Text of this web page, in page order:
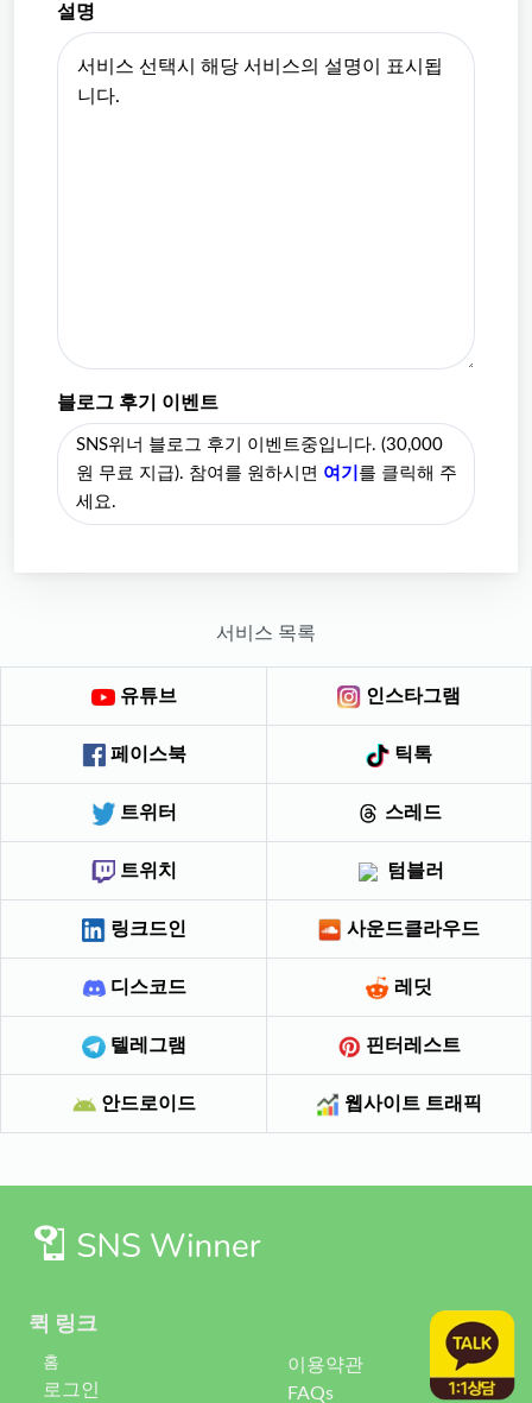
설명
블로그 후기 이벤트
SNS위너 블로그 후기 이벤트중입니다. (30,000
원 무료 지급). 참여를 원하시면 여기 를 클릭해 주
세요.
서비스 목록
유튜브 인스타그램
페이스북 틱톡
트위터 스레드
트위치 텀블러
링크드인 사운드클라우드
디스코드 레딧
텔레그램 핀터레스트
안드로이드 웹사이트 트래픽
퀵 링크
홈
로그인
이용약관
FAQs